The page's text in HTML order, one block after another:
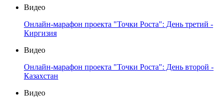
Видео
Онлайн-марафон проекта "Точки Роста": День третий -
Киргизия
Видео
Онлайн-марафон проекта "Точки Роста": День второй -
Казахстан
Видео